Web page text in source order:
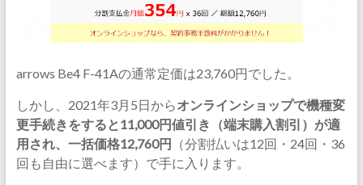
arrows Be4 F-41Aの通常定価は23,760円でした。
しかし、2021年3月5日からオンラインショップで機種変
更手続きをすると11,000円値引き（端末購入割引）が適
用され、一括価格12,760円 （分割払いは12回・24回・36
回も自由に選べます）で手に入ります。